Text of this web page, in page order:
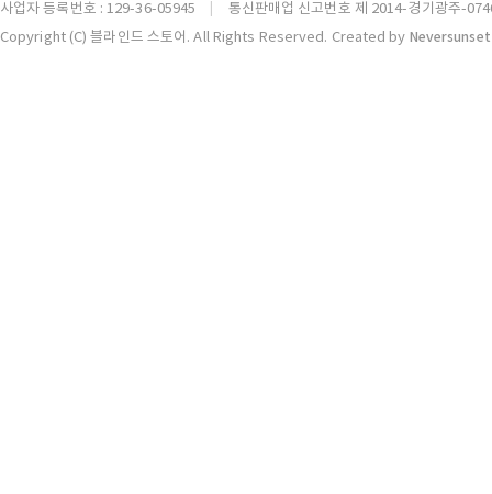
사업자 등록번호 : 129-36-05945
통신판매업 신고번호 제 2014-경기광주-
Copyright (C) 블라인드 스토어. All Rights Reserved. Created by